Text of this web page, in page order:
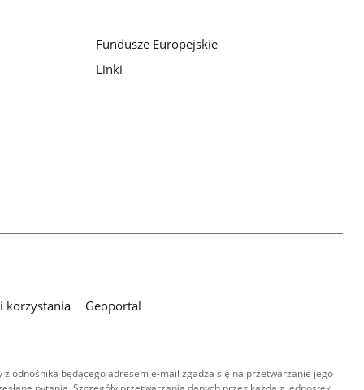
Fundusze Europejskie
Linki
korzystania Geoportal
odnośnika będącego adresem e-mail zgadza się na przetwarzanie jego